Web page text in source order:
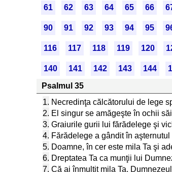
61 62 63 64 65 66
90 91 92 93 94 95
116 117 118 119 120
140 141 142 143 144
Psalmul 35
1. Necredinţa călcătorului de lege
2. El singur se amăgeşte în ochii
3. Graiurile gurii lui fărădelege şi
4. Fărădelege a gândit în
5. Doamne, în cer este mila Ta şi
6. Dreptatea Ta ca munţii lui
7. Că ai înmulţit mila Ta,